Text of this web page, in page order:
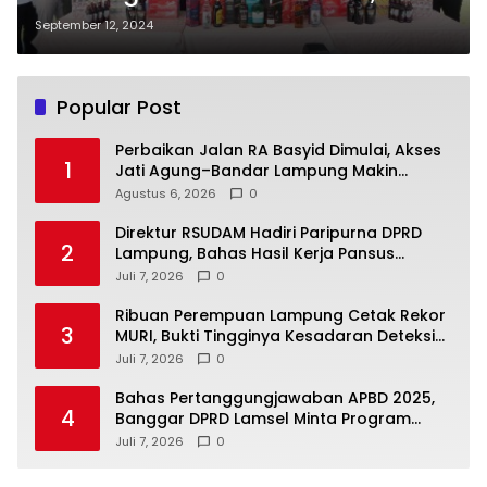
Juta Batang Rokok dan Ribuan
Liter MMEA Ilegal Senilai Rp 37,8
September 12, 2024
Popular Post
1
Perbaikan Jalan RA Basyid Dimulai, Akses
Jati Agung–Bandar Lampung Makin
Lancar
Agustus 6, 2026 0
2
Direktur RSUDAM Hadiri Paripurna DPRD
Lampung, Bahas Hasil Kerja Pansus
Laporan Keuangan 2025
Juli 7, 2026 0
3
Ribuan Perempuan Lampung Cetak Rekor
MURI, Bukti Tingginya Kesadaran Deteksi
Dini Kanker Serviks
Juli 7, 2026 0
4
Bahas Pertanggungjawaban APBD 2025,
Banggar DPRD Lamsel Minta Program
UMKM Lebih Tepat Sasaran
Juli 7, 2026 0